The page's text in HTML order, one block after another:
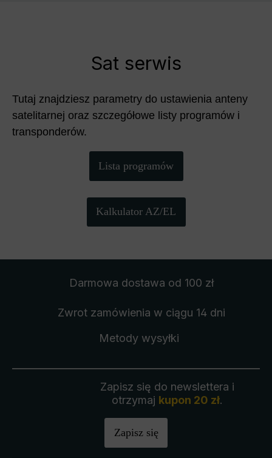
Sat serwis
Tutaj znajdziesz parametry do ustawienia anteny
satelitarnej oraz szczegółowe listy programów i
transponderów.
Lista programów
Kalkulator AZ/EL
Darmowa dostawa od 100 zł
Zwrot zamówienia w ciągu 14 dni
Metody wysyłki
Zapisz się do newslettera i
otrzymaj kupon 20 zł.
Zapisz się